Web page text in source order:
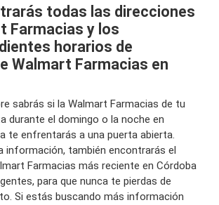
todas las direcciones
Farmacias y los
horarios de
Walmart Farmacias en
sabrás si la Walmart Farmacias de tu
durante el domingo o la noche en
te enfrentarás a una puerta abierta.
información, también encontrarás el
Farmacias más reciente en Córdoba
para que nunca te pierdas de
Si estás buscando más información